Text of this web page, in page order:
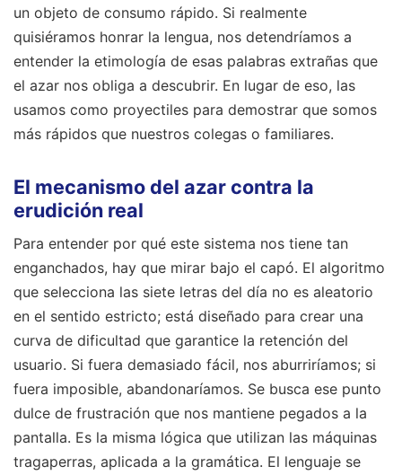
un objeto de consumo rápido. Si realmente
quisiéramos honrar la lengua, nos detendríamos a
entender la etimología de esas palabras extrañas que
el azar nos obliga a descubrir. En lugar de eso, las
usamos como proyectiles para demostrar que somos
más rápidos que nuestros colegas o familiares.
El mecanismo del azar contra la
erudición real
Para entender por qué este sistema nos tiene tan
enganchados, hay que mirar bajo el capó. El algoritmo
que selecciona las siete letras del día no es aleatorio
en el sentido estricto; está diseñado para crear una
curva de dificultad que garantice la retención del
usuario. Si fuera demasiado fácil, nos aburriríamos; si
fuera imposible, abandonaríamos. Se busca ese punto
dulce de frustración que nos mantiene pegados a la
pantalla. Es la misma lógica que utilizan las máquinas
tragaperras, aplicada a la gramática. El lenguaje se